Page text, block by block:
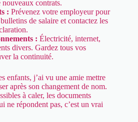
nouveaux contrats.
: Prévenez votre employeur pour
de salaire et contactez les
: Électricité, internet,
divers. Gardez tous vos
la continuité.
enfants, j’ai vu une amie mettre
après son changement de nom.
à caler, les documents
ne répondent pas, c’est un vrai